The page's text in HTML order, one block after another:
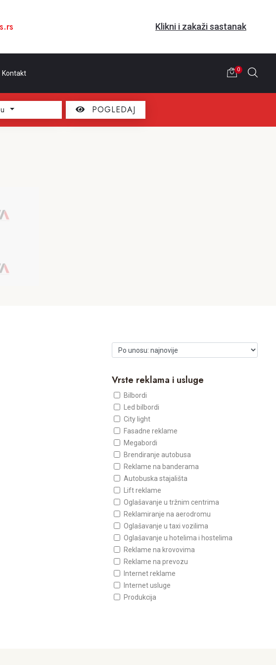
Klikni i zakaži sastanak
Kontakt 0
POGLEDAJ
Vrste reklama i usluge
Bilbordi
Led bilbordi
City light
Fasadne reklame
Megabordi
Brendiranje autobusa
Reklame na banderama
Autobuska stajališta
Lift reklame
Oglašavanje u tržnim centrima
Reklamiranje na aerodromu
Oglašavanje u taxi vozilima
Oglašavanje u hotelima i hostelima
Reklame na krovovima
Reklame na prevozu
Internet reklame
Internet usluge
Produkcija